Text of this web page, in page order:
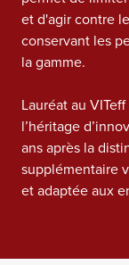
et d'agir contre
conservant les
la gamme.
Lauréat au
l’héritage
ans après la
supplémentaire
et adaptée aux